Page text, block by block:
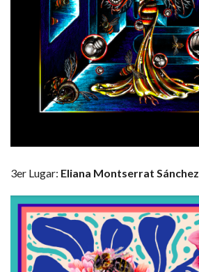
3er Lugar: Eliana Montserrat Sánchez